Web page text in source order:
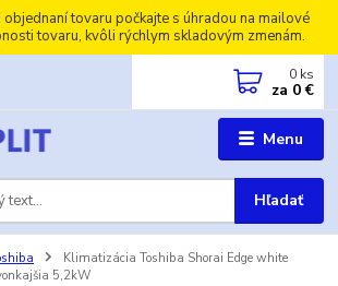
tovaru počkajte s úhradou na mailové
tovaru, kvôli rýchlym skladovým zmenám.
Menu
Hľadať
0 ks
za 0 €
Klimatizácia Toshiba Shorai Edge white
5,2kW